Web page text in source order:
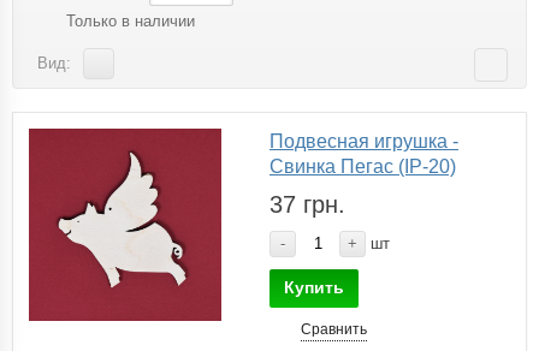
Только в наличии
Вид:
Подвесная игрушка -
Свинка Пегас (IP-20)
37 грн.
- + шт
Купить
Сравнить